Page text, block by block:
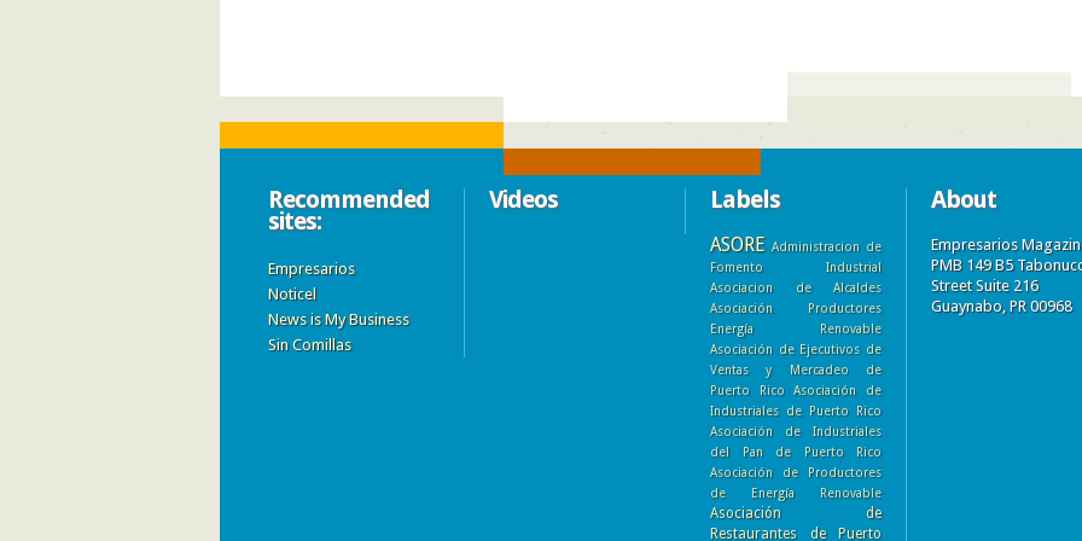
Recommended
sites:
Empresarios
Noticel
News is My Business
Sin Comillas
Videos Labels
ASORE Administracion de
Fomento Industrial
Asociacion de Alcaldes
Asociación Productores
Energía Renovable
Asociación de Ejecutivos de
Ventas y Mercadeo de
Puerto Rico
Asociación de
Industriales de Puerto Rico
Asociación de Industriales
del Pan de Puerto Rico
Asociación de Productores
de Energía Renovable
Asociación de
Restaurantes de Puerto
About
Empresarios
PMB 149 B5
Street Suite 216
Guaynabo, PR 00968